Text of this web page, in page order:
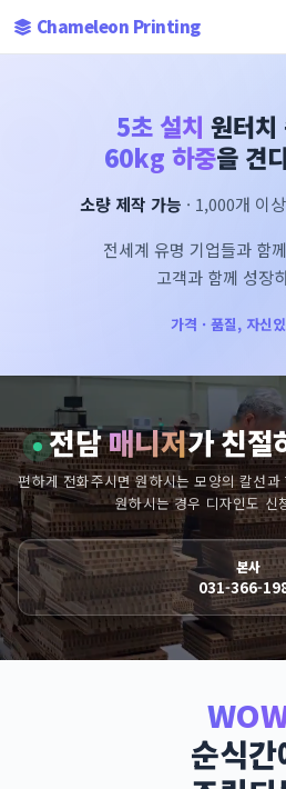
Chameleon Printing
5초 설치 원터치
60kg 하중을 견
소량 제작 가능 · 1,000개 이
전세계 유명 기업들과 함
고객과 함께 성장
가격 · 품질, 자신
전담매니저가 친절
편하게 전화주시면 원하시는 모양의 칼선
원하시는 경우 디자인도 신
본사
031-366-
순식간